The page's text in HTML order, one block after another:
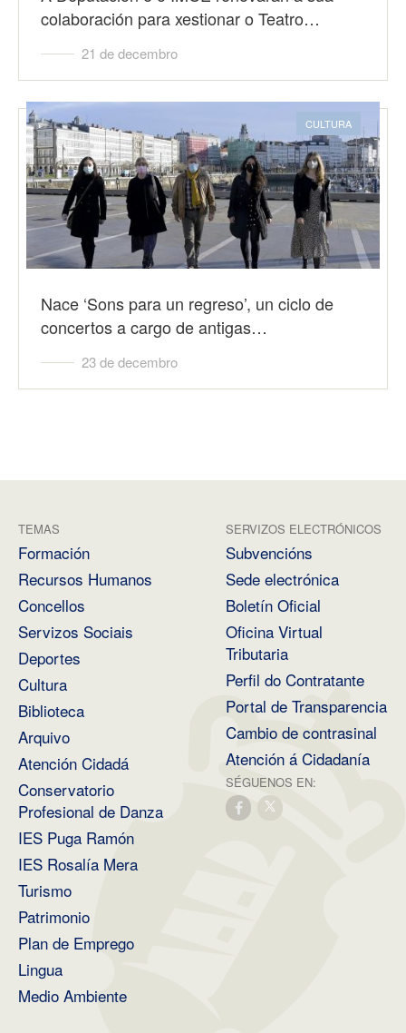
colaboración para xestionar o Teatro…
21 de decembro
CULTURA
Nace ‘Sons para un regreso’, un ciclo de
concertos a cargo de antigas…
23 de decembro
TEMAS
Formación
Recursos Humanos
Concellos
Servizos Sociais
Deportes
Cultura
Biblioteca
Arquivo
Atención Cidadá
Conservatorio
Profesional de Danza
IES Puga Ramón
IES Rosalía Mera
Turismo
Patrimonio
Plan de Emprego
Lingua
Medio Ambiente
SERVIZOS ELECTRÓNICOS
Subvencións
Sede electrónica
Boletín Oficial
Oficina Virtual
Tributaria
Perfil do Contratante
Portal de Transparencia
Cambio de contrasinal
Atención á Cidadanía
SÉGUENOS EN: